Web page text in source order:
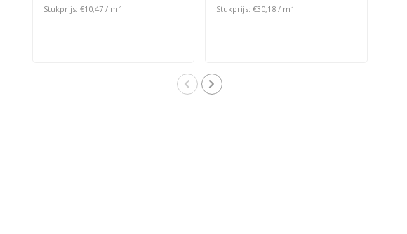
Stukprijs: €10,47 / m² Stukprijs: €30,18 / m²